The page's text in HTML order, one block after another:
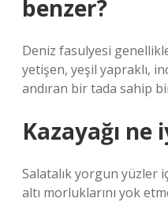
benzer?
Deniz fasulyesi
yetişen, yeşil yapraklı,
andıran bir tada sahip
Kazayağı ne
Salatalık yorgun yüzler
altı morluklarını yok